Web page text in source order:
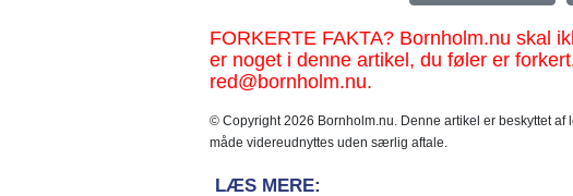
FORKERTE FAKTA? Bornholm.nu skal
er noget i denne artikel, du føler er
red@bornholm.nu.
© Copyright 2026 Bornholm.nu. Denne artikel er beskyttet
måde videreudnyttes uden særlig aftale.